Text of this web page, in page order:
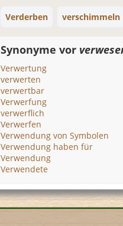
Verderben verschimmeln
Synonyme vor
Verwertung
verwerten
verwertbar
Verwerfung
verwerflich
Verwerfen
Verwendung von Symbolen
Verwendung haben für
Verwendung
Verwendete